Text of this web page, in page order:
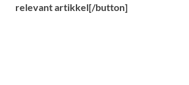
relevant artikkel[/button]